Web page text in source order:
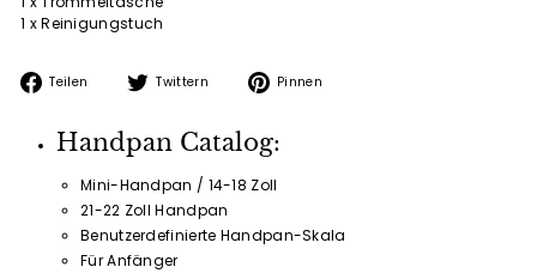
1 x Reinigungstuch
Teilen
Auf
Twittern
Auf
Pinnen
Handpan Catalog:
Mini-Handpan / 14-18 Zoll
21-22 Zoll Handpan
Benutzerdefinierte Handpan-Skala
Für Anfänger